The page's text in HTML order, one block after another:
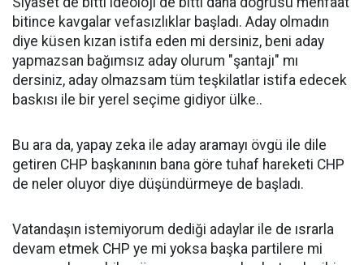
bitince kavgalar vefasızlıklar başladı. Aday olmadın
diye küsen kızan istifa eden mi dersiniz, beni aday
yapmazsan bağımsız aday olurum "şantajı" mı
dersiniz, aday olmazsam tüm teşkilatlar istifa edecek
baskısı ile bir yerel seçime gidiyor ülke..
Bu ara da, yapay zeka ile aday aramayı övgü ile dile
getiren CHP başkanının bana göre tuhaf hareketi CHP
de neler oluyor diye düşündürmeye de başladı.
Vatandaşın istemiyorum dediği adaylar ile de ısrarla
devam etmek CHP ye mi yoksa başka partilere mi